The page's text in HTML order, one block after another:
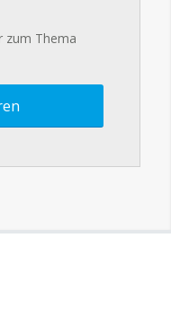
zum Thema